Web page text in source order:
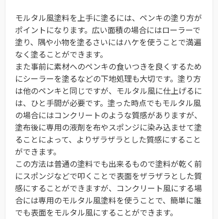
モルタル風塗料を上手に塗るには、ペンキの塗り方が
ポイントになります。広い面積の場合にはローラーで
塗り、隅や小物を塗るさいにはハケを使うことで満遍
なく塗ることができます。
また事前に素材へのペンキの食いつきを良くするため
にシーラーを塗るなどの下地処理も大切です。塗り方
は他のペンキと同じですが、モルタル風に仕上げるに
は、ひと手間が必要です。塗った時点でもモルタル風
の場合にはコンクリートのような質感がありますが、
塗布後に専用の液剤を布やスポンジに染み込ませて塗
ることによって、よりザラザラとした質感にすること
ができます。
この方法は普通の塗料でも出来るもので塗料が乾く前
にスポンジなどで叩くことで表面をザラザラとした質
感にすることができますが、コンクリート風にする場
合には専用のモルタル風塗料を使うことで、簡単に誰
でも表面をモルタル風にすることができます。